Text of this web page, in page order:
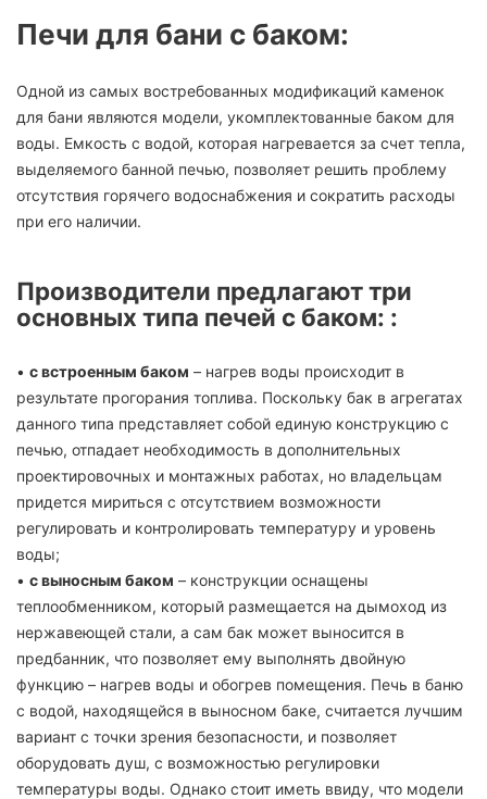
Печи для бани с баком:
Одной из самых востребованных модификаций каменок
для бани являются модели, укомплектованные баком для
воды. Емкость с водой, которая нагревается за счет тепла,
выделяемого банной печью, позволяет решить проблему
отсутствия горячего водоснабжения и сократить расходы
при его наличии.
Производители предлагают три
основных типа печей с баком: :
• с встроенным баком – нагрев воды происходит в
результате прогорания топлива. Поскольку бак в агрегатах
данного типа представляет собой единую конструкцию с
печью, отпадает необходимость в дополнительных
проектировочных и монтажных работах, но владельцам
придется мириться с отсутствием возможности
регулировать и контролировать температуру и уровень
воды;
• с выносным баком – конструкции оснащены
теплообменником, который размещается на дымоход из
нержавеющей стали, а сам бак может выносится в
предбанник, что позволяет ему выполнять двойную
функцию – нагрев воды и обогрев помещения. Печь в баню
с водой, находящейся в выносном баке, считается лучшим
вариант с точки зрения безопасности, и позволяет
оборудовать душ, с возможностью регулировки
температуры воды. Однако стоит иметь ввиду, что модели